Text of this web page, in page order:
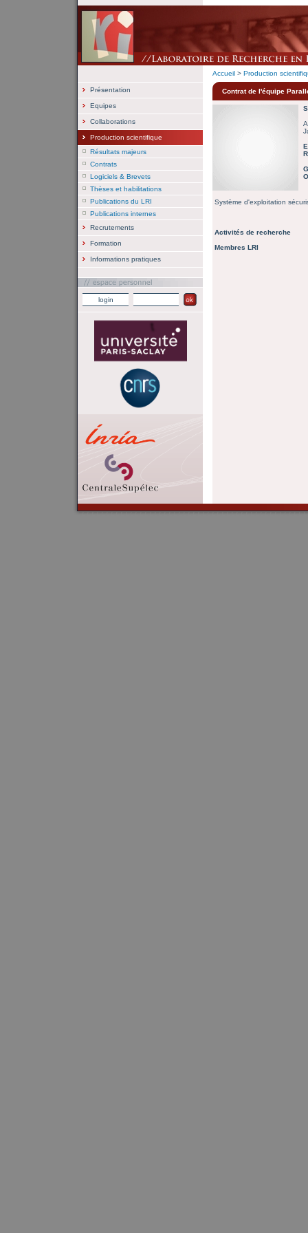
Accueil > Production
Présentation
Equipes
Collaborations
Production scientifique
Résultats majeurs
Contrats
Logiciels & Brevets
Thèses et habilitations
Publications du LRI
Publications internes
Recrutements
Formation
Informations pratiques
Contrat de l'équipe
Système d'exploitation
Activités de recherche
Membres LRI